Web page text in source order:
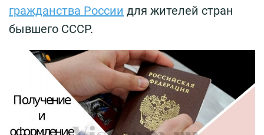
гражданства России для жителей стран
бывшего СССР.